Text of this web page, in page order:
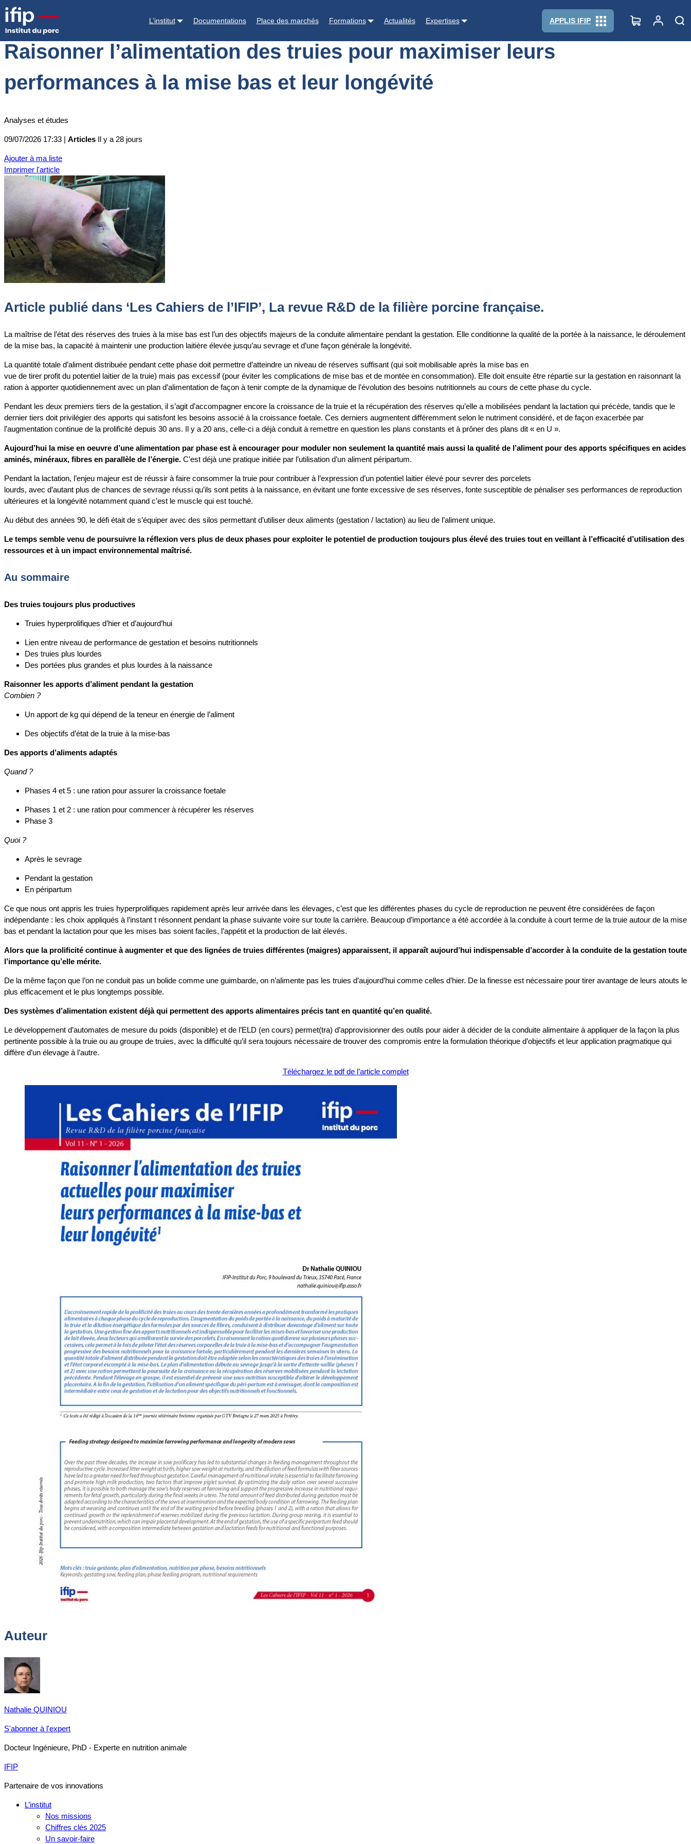
L’institut Documentations Place des marchés Formations Actualités Expertises APPLIS IFIP
AccueilActualités
Raisonner l’alimentation des truies pour maximiser leurs
performances à la mise bas et leur longévité
Analyses et études
09/07/2026 17:33 | Articles Il y a 28 jours
Ajouter à ma liste
Imprimer l'article
Article publié dans ‘Les Cahiers de l’IFIP’, La revue R&D de la filière porcine française.
La maîtrise de l’état des réserves des truies à la mise bas est l’un des objectifs majeurs de la conduite alimentaire pendant la gestation. Elle conditionne la qualité de la portée à la naissance, le déroulement
de la mise bas, la capacité à maintenir une production laitière élevée jusqu’au sevrage et d’une façon générale la longévité.
La quantité totale d’aliment distribuée pendant cette phase doit permettre d’atteindre un niveau de réserves suffisant (qui soit mobilisable après la mise bas en
vue de tirer profit du potentiel laitier de la truie) mais pas excessif (pour éviter les complications de mise bas et de montée en consommation). Elle doit ensuite être répartie sur la gestation en raisonnant la
ration à apporter quotidiennement avec un plan d’alimentation de façon à tenir compte de la dynamique de l’évolution des besoins nutritionnels au cours de cette phase du cycle.
Pendant les deux premiers tiers de la gestation, il s’agit d’accompagner encore la croissance de la truie et la récupération des réserves qu’elle a mobilisées pendant la lactation qui précède, tandis que le
dernier tiers doit privilégier des apports qui satisfont les besoins associé à la croissance foetale. Ces derniers augmentent différemment selon le nutriment considéré, et de façon exacerbée par
l’augmentation continue de la prolificité depuis 30 ans. Il y a 20 ans, celle-ci a déjà conduit à remettre en question les plans constants et à prôner des plans dit « en U ».
Aujourd’hui la mise en oeuvre d’une alimentation par phase est à encourager pour moduler non seulement la quantité mais aussi la qualité de l’aliment pour des apports spécifiques en acides
aminés, minéraux, fibres en parallèle de l’énergie. C’est déjà une pratique initiée par l’utilisation d’un aliment péripartum.
Pendant la lactation, l’enjeu majeur est de réussir à faire consommer la truie pour contribuer à l’expression d’un potentiel laitier élevé pour sevrer des porcelets
lourds, avec d’autant plus de chances de sevrage réussi qu’ils sont petits à la naissance, en évitant une fonte excessive de ses réserves, fonte susceptible de pénaliser ses performances de reproduction
ultérieures et la longévité notamment quand c’est le muscle qui est touché.
Au début des années 90, le défi était de s’équiper avec des silos permettant d’utiliser deux aliments (gestation / lactation) au lieu de l’aliment unique.
Le temps semble venu de poursuivre la réflexion vers plus de deux phases pour exploiter le potentiel de production toujours plus élevé des truies tout en veillant à l’efficacité d’utilisation des
ressources et à un impact environnemental maîtrisé.
Au sommaire
Des truies toujours plus productives
Truies hyperprolifiques d’hier et d’aujourd’hui
Lien entre niveau de performance de gestation et besoins nutritionnels
Des truies plus lourdes
Des portées plus grandes et plus lourdes à la naissance
Raisonner les apports d’aliment pendant la gestation
Combien ?
Un apport de kg qui dépend de la teneur en énergie de l’aliment
Des objectifs d’état de la truie à la mise-bas
Des apports d’aliments adaptés
Quand ?
Phases 4 et 5 : une ration pour assurer la croissance foetale
Phases 1 et 2 : une ration pour commencer à récupérer les réserves
Phase 3
Quoi ?
Après le sevrage
Pendant la gestation
En péripartum
Ce que nous ont appris les truies hyperprolifiques rapidement après leur arrivée dans les élevages, c’est que les différentes phases du cycle de reproduction ne peuvent être considérées de façon
indépendante : les choix appliqués à l’instant t résonnent pendant la phase suivante voire sur toute la carrière. Beaucoup d’importance a été accordée à la conduite à court terme de la truie autour de la mise
bas et pendant la lactation pour que les mises bas soient faciles, l’appétit et la production de lait élevés.
Alors que la prolificité continue à augmenter et que des lignées de truies différentes (maigres) apparaissent, il apparaît aujourd’hui indispensable d’accorder à la conduite de la gestation toute
l’importance qu’elle mérite.
De la même façon que l’on ne conduit pas un bolide comme une guimbarde, on n’alimente pas les truies d’aujourd’hui comme celles d’hier. De la finesse est nécessaire pour tirer avantage de leurs atouts le
plus efficacement et le plus longtemps possible.
Des systèmes d’alimentation existent déjà qui permettent des apports alimentaires précis tant en quantité qu’en qualité.
Le développement d’automates de mesure du poids (disponible) et de l’ELD (en cours) permet(tra) d’approvisionner des outils pour aider à décider de la conduite alimentaire à appliquer de la façon la plus
pertinente possible à la truie ou au groupe de truies, avec la difficulté qu’il sera toujours nécessaire de trouver des compromis entre la formulation théorique d’objectifs et leur application pragmatique qui
diffère d’un élevage à l’autre.
Téléchargez le pdf de l’article complet
Auteur
Nathalie QUINIOU
S'abonner à l'expert
Docteur Ingénieure, PhD - Experte en nutrition animale
IFIP
Partenaire de vos innovations
L’institut
Nos missions
Chiffres clés 2025
Un savoir-faire